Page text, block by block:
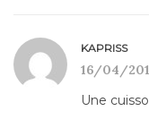
KAPRISS
16/04/
Une